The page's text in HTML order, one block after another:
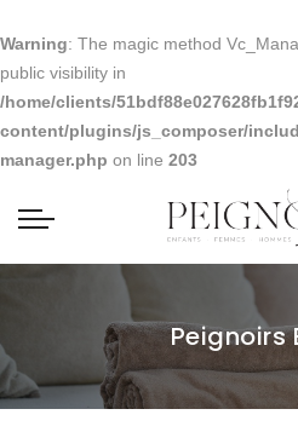
Warning: The magic method
public visibility in
/home/clients/
content/plugins/js_composer/
manager.php on line 203
Peignoirs